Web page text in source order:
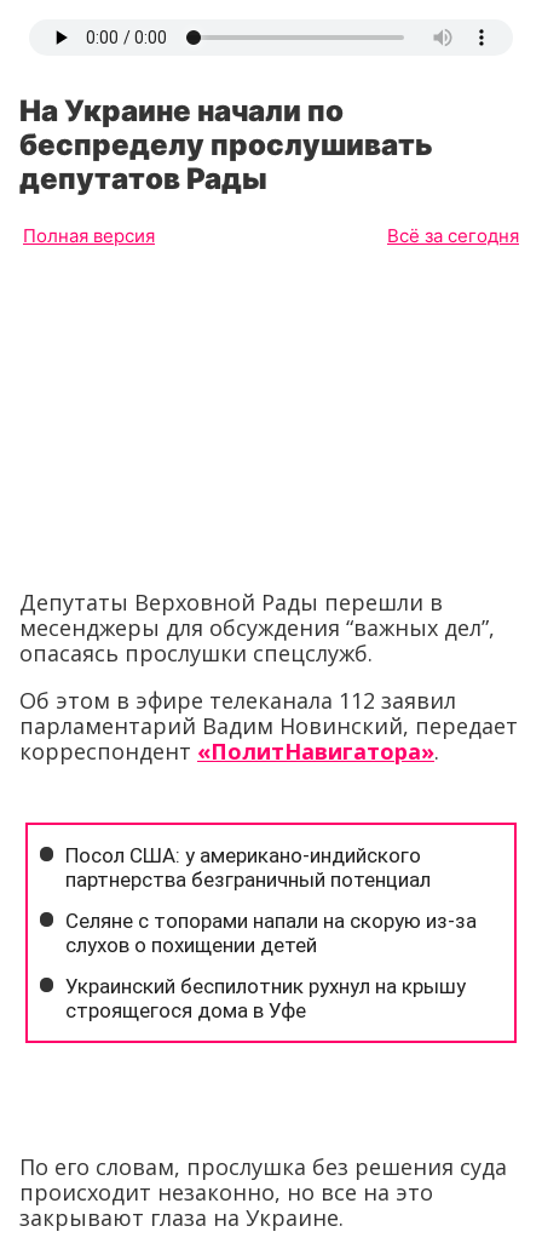
На Украине начали по
беспределу прослушивать
депутатов Рады
Полная версия Всё за сегодня
Депутаты Верховной Рады перешли в
месенджеры для обсуждения “важных дел”,
опасаясь прослушки спецслужб.
Об этом в эфире телеканала 112 заявил
парламентарий Вадим Новинский, передает
корреспондент «ПолитНавигатора».
По его словам, прослушка без решения суда
происходит незаконно, но все на это
закрывают глаза на Украине.